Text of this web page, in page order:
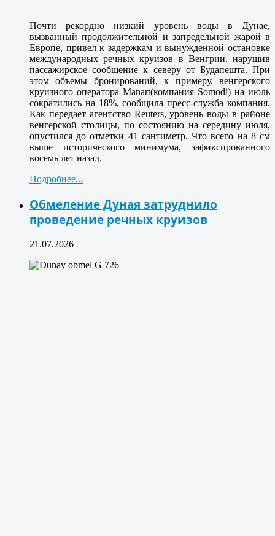
Почти рекордно низкий уровень воды в Дунае,
вызванный продолжительной и запредельной жарой в
Европе, привел к задержкам и вынужденной остановке
международных речных круизов в Венгрии, нарушив
пассажирское сообщение к северу от Будапешта. При
этом объемы бронирований, к примеру, венгерского
круизного оператора Manart(компания Somodi) на июль
сократились на 18%, сообщила пресс-служба компания.
Как передает агентство Reuters, уровень воды в районе
венгерской столицы, по состоянию на середину июля,
опустился до отметки 41 сантиметр. Что всего на 8 см
выше исторического минимума, зафиксированного
восемь лет назад.
Подробнее...
Обмеление Дуная затруднило
проведение речных круизов
21.07.2026